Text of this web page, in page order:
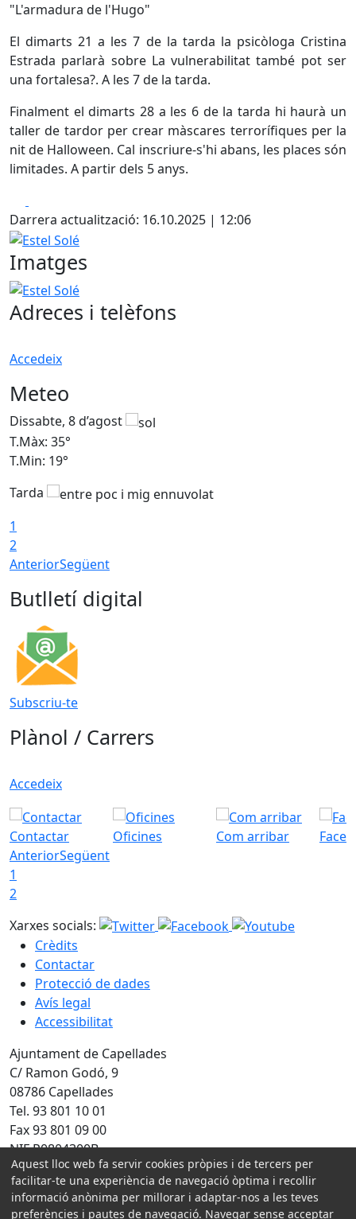
"L'armadura de l'Hugo"
El dimarts 21 a les 7 de la tarda la psicòloga Cristina
Estrada parlarà sobre La vulnerabilitat també pot ser
una fortalesa?. A les 7 de la tarda.
Finalment el dimarts 28 a les 6 de la tarda hi haurà un
taller de tardor per crear màscares terrorífiques per la
nit de Halloween. Cal inscriure-s'hi abans, les places són
limitades. A partir dels 5 anys.
Darrera actualització: 16.10.2025 | 12:06
Estel Solé
Imatges
Estel Solé
Adreces i telèfons
Accedeix
Meteo
Dissabte, 8 d’agost
T.Màx: 35°
T.Min: 19°
Tarda
1
2
AnteriorSegüent
Butlletí digital
Subscriu-te
Plànol / Carrers
Accedeix
Contactar Oficines Com arribar
AnteriorSegüent
1
2
Xarxes socials:
Crèdits
Contactar
Protecció de dades
Avís legal
Accessibilitat
Ajuntament de Capellades
C/ Ramon Godó, 9
08786 Capellades
Tel. 93 801 10 01
Fax 93 801 09 00
NIF P0804300B
Amb la col·laboració de:
Aquest lloc web fa servir cookies pròpies i de tercers per
facilitar-te una experiència de navegació òptima i recollir
informació anònima per millorar i adaptar-nos a les teves
preferències i pautes de navegació. Navegar sense acceptar